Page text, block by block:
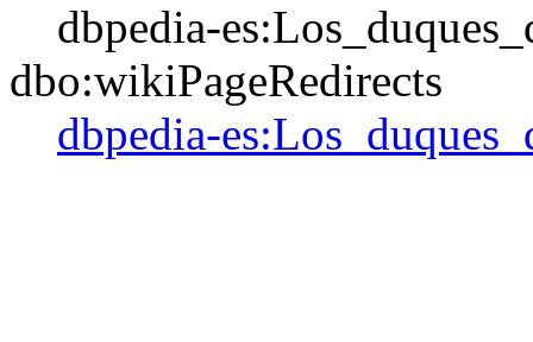
dbpedia-
dbo:wikiPageRedirects
dbpedia-